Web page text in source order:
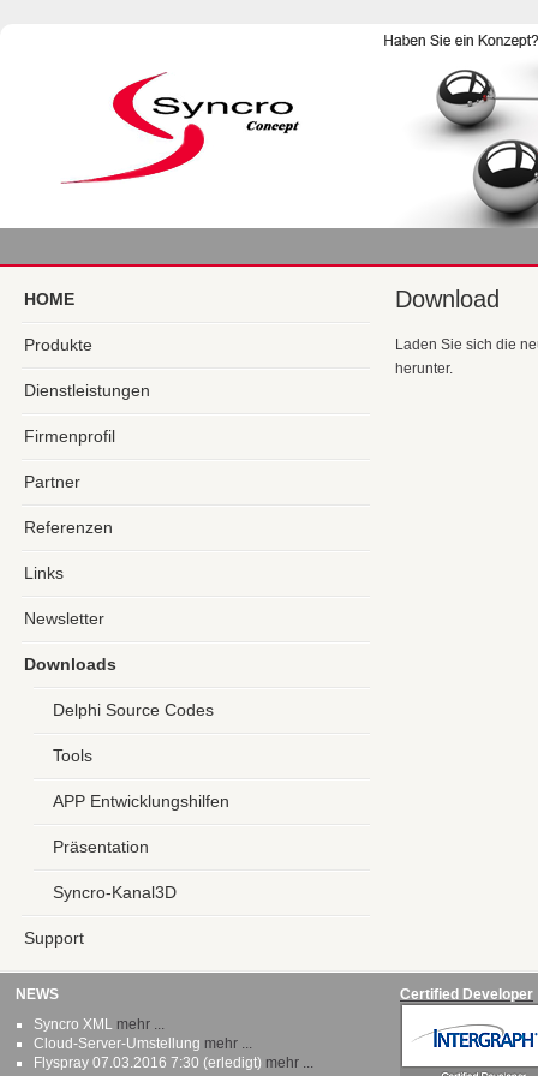
HOME
Produkte
Dienstleistungen
Firmenprofil
Partner
Referenzen
Links
Newsletter
Downloads
Delphi Source Codes
Tools
APP Entwicklungshilfen
Präsentation
Syncro-Kanal3D
Support
Download
Laden Sie sich die
herunter.
NEWS
Syncro XML mehr ...
Cloud-Server-Umstellung mehr ...
Flyspray 07.03.2016 7:30 (erledigt) mehr ...
Certified Developer